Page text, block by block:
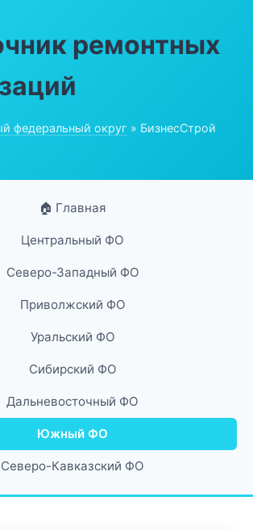
ремонтных
федеральный округ » БизнесСтрой
🏠 Главная
Центральный ФО
Северо-Западный ФО
Приволжский ФО
Уральский ФО
Сибирский ФО
Дальневосточный ФО
Южный ФО
Северо-Кавказский ФО